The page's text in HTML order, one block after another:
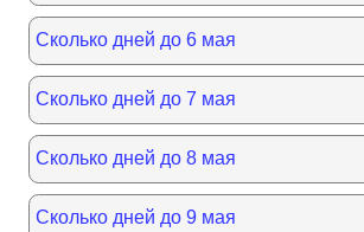
Сколько дней до 6 мая
Сколько дней до 7 мая
Сколько дней до 8 мая
Сколько дней до 9 мая